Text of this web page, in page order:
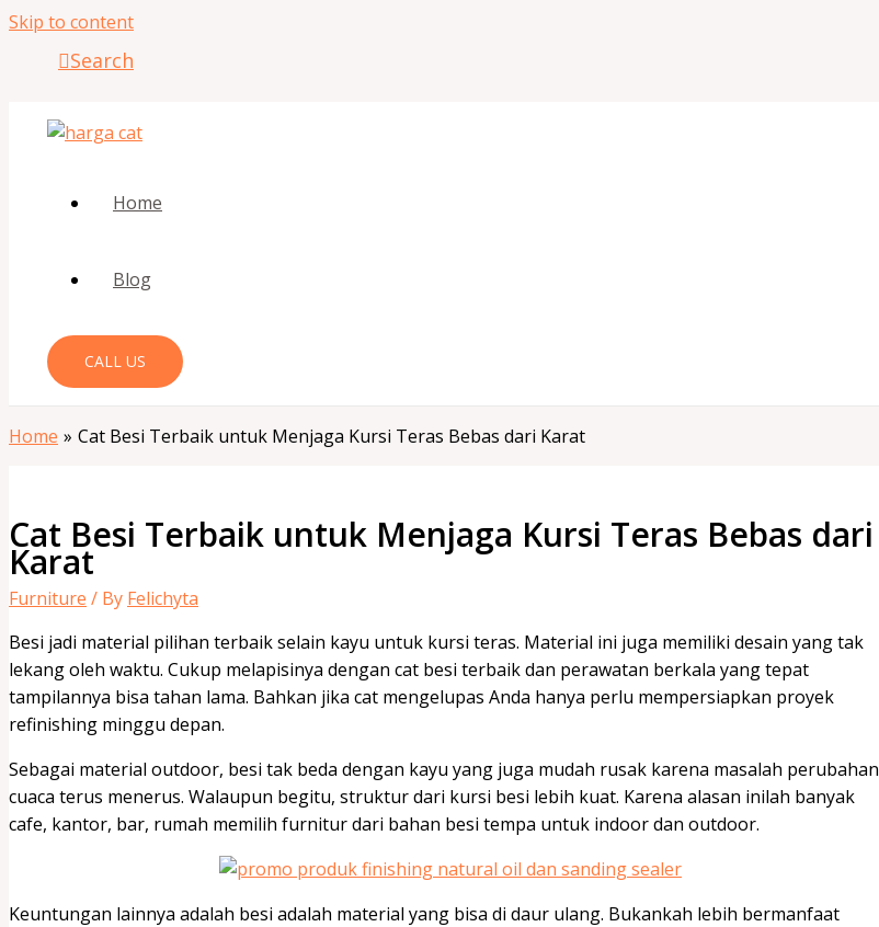
Skip to content
Search
Home
Blog
CALL US
Home Cat Besi Terbaik untuk Menjaga Kursi Teras Bebas dari Karat
Cat Besi Terbaik untuk Menjaga Kursi Teras Bebas dari
Karat
Furniture / By Felichyta
Besi jadi material pilihan terbaik selain kayu untuk kursi teras. Material ini juga memiliki desain yang tak
lekang oleh waktu. Cukup melapisinya dengan cat besi terbaik dan perawatan berkala yang tepat
tampilannya bisa tahan lama. Bahkan jika cat mengelupas Anda hanya perlu mempersiapkan proyek
refinishing minggu depan.
Sebagai material outdoor, besi tak beda dengan kayu yang juga mudah rusak karena masalah perubahan
cuaca terus menerus. Walaupun begitu, struktur dari kursi besi lebih kuat. Karena alasan inilah banyak
cafe, kantor, bar, rumah memilih furnitur dari bahan besi tempa untuk indoor dan outdoor.
Keuntungan lainnya adalah besi adalah material yang bisa di daur ulang. Bukankah lebih bermanfaat